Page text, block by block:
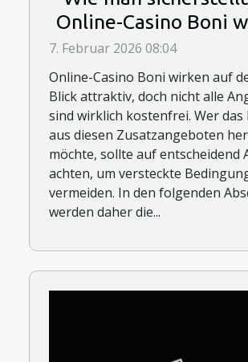
Online-Casino Boni
kostenfrei sind?
7. Februar 2026 08:04
Online-Casino Boni wirken auf
Blick attraktiv, doch nicht alle
sind wirklich kostenfrei. Wer das
aus diesen Zusatzangeboten
möchte, sollte auf entscheidend
achten, um versteckte
vermeiden. In den folgenden
werden daher die...